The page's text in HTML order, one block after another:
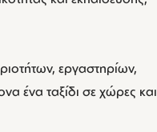
εργαστηρίων,
ένα ταξίδι σε χώρες και